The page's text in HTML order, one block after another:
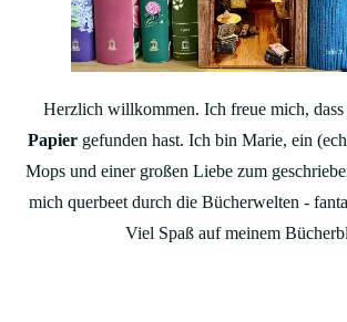
Herzlich willkommen. Ich freue mich, dass
Papier gefunden hast. Ich bin Marie, ein
Mops und einer großen Liebe zum
mich querbeet durch die Bücherwelten -
Viel Spaß auf meinem